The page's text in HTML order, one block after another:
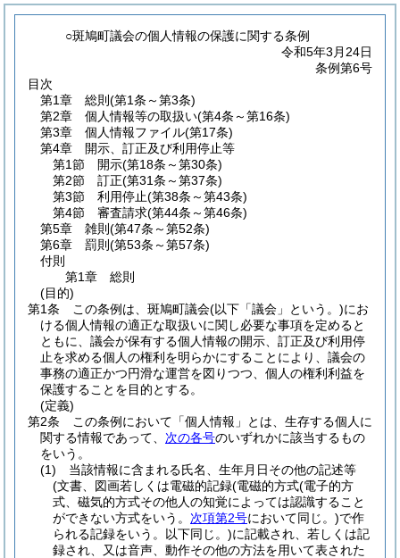
○斑鳩町議会の個人情報の保護に関する条例
令和5年3月24日
条例第6号
目次
第1章
総則 (第1条～第3条)
第2章
個人情報等の取扱い(第4条～第16条)
第3章
個人情報ファイル(第17条)
第4章
開示、訂正及び利用停止等
第1節
開示(第18条～第30条)
第2節
訂正(第31条～第37条)
第3節
利用停止(第38条～第43条)
第4節
審査請求(第44条～第46条)
第5章
雑則 (第47条～第52条)
第6章
罰則 (第53条～第57条)
付則
第1章
総則
(目的)
第1条
この条例は、斑鳩町議会(以下「議会」という。)にお
ける個人情報の適正な取扱いに関し必要な事項を定めると
ともに、議会が保有する個人情報の開示、訂正及び利用停
止を求める個人の権利を明らかにすることにより、議会の
事務の適正かつ円滑な運営を図りつつ、個人の権利利益を
保護することを目的とする。
(定義)
第2条
この条例において「個人情報」とは、生存する個人に
関する情報であって、 次の各号のいずれかに該当するもの
をいう。
(1)
当該情報に含まれる氏名、生年月日その他の記述等
(文書、図画若しくは電磁的記録(電磁的方式(電子的方
式、磁気的方式その他人の知覚によっては認識すること
ができない方式をいう。 次項第2号において同じ。)で作
られる記録をいう。以下同じ。)に記載され、若しくは記
録され、又は音声、動作その他の方法を用いて表された